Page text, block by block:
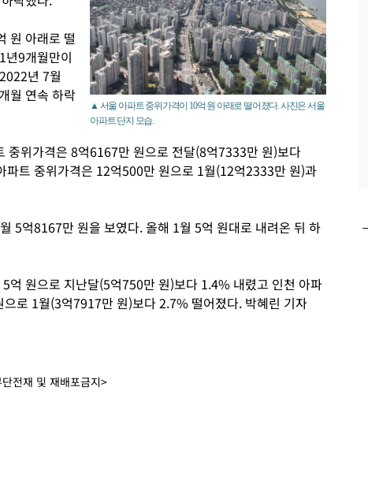
▲ 서울 아파트 중위가격이 10억 원 아래로 떨어졌다. 사진은 서울
아파트 단지 모습.
원 아래로 떨
년9개월만이
년 7월
월 연속 하락
중위가격은 8억6167만 원으로 전달(8억7333만 원)보다
파트 중위가격은 12억500만 원으로 1월(12억2333만 원)과
5억8167만 원을 보였다. 올해 1월 5억 원대로 내려온 뒤 하
억 원으로 지난달(5억750만 원)보다 1.4% 내렸고 인천 아파
로 1월(3억7917만 원)보다 2.7% 떨어졌다. 박혜린 기자
전재 및 재배포금지>